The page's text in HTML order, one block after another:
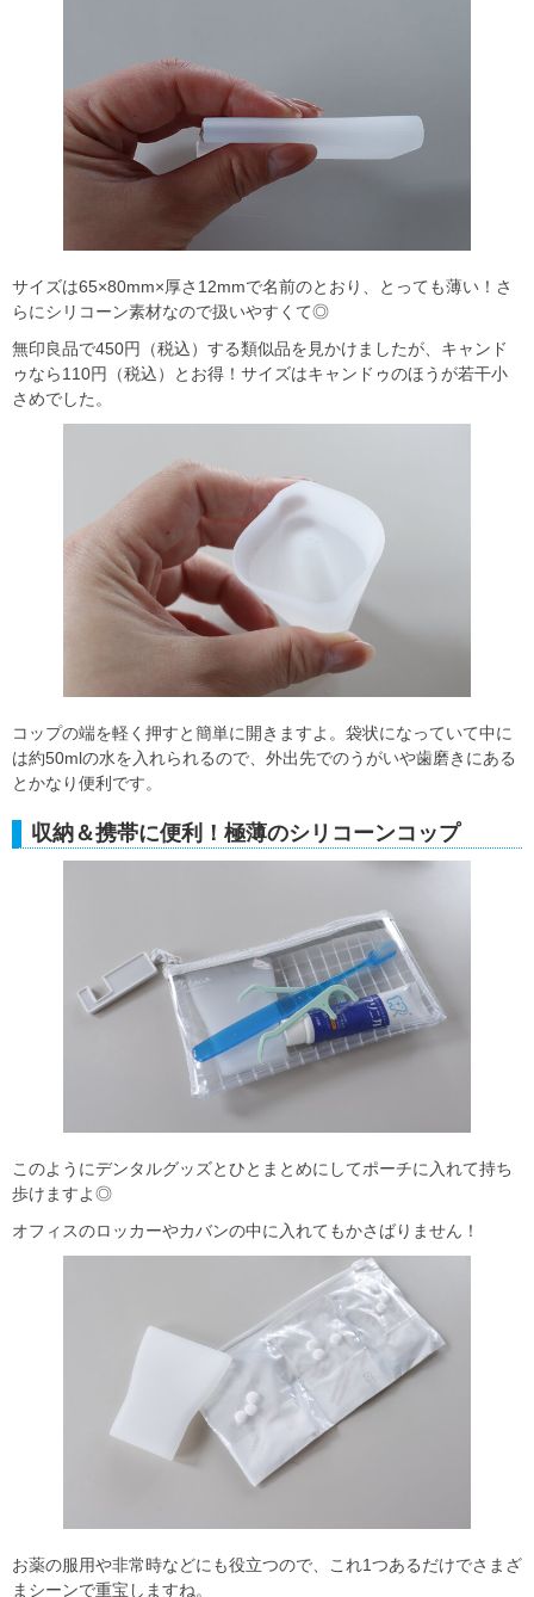
サイズは65×80mm×厚さ12mmで名前のとおり、とっても薄い！さ
らにシリコーン素材なので扱いやすくて◎
無印良品で450円（税込）する類似品を見かけましたが、キャンド
ゥなら110円（税込）とお得！サイズはキャンドゥのほうが若干小
さめでした。
コップの端を軽く押すと簡単に開きますよ。袋状になっていて中に
は約50mlの水を入れられるので、外出先でのうがいや歯磨きにある
とかなり便利です。
収納＆携帯に便利！極薄のシリコーンコップ
このようにデンタルグッズとひとまとめにしてポーチに入れて持ち
歩けますよ◎
オフィスのロッカーやカバンの中に入れてもかさばりません！
お薬の服用や非常時などにも役立つので、これ1つあるだけでさまざ
まシーンで重宝しますね。